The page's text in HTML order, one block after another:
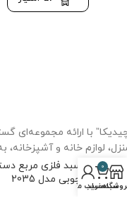
با ارائه مجموعه‌ای
لوازم خانه و
سبد فلزی مربع
چوبی مدل 2035
0
سبد خرید
حساب من